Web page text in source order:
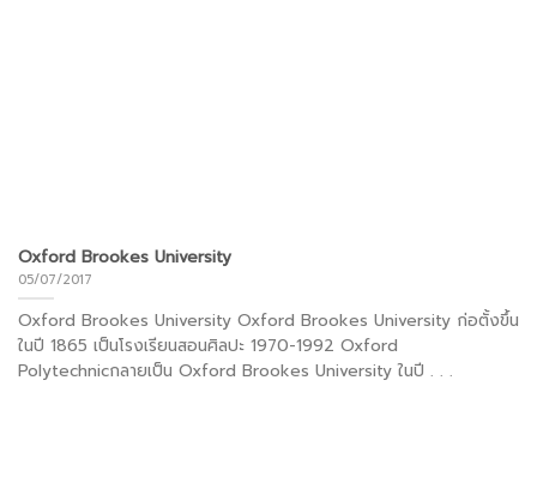
Oxford Brookes University
05/07/2017
Oxford Brookes University Oxford Brookes University ก่อตั้งขึ้น
ในปี 1865 เป็นโรงเรียนสอนศิลปะ 1970-1992 Oxford
Polytechnicกลายเป็น Oxford Brookes University ในปี . . .